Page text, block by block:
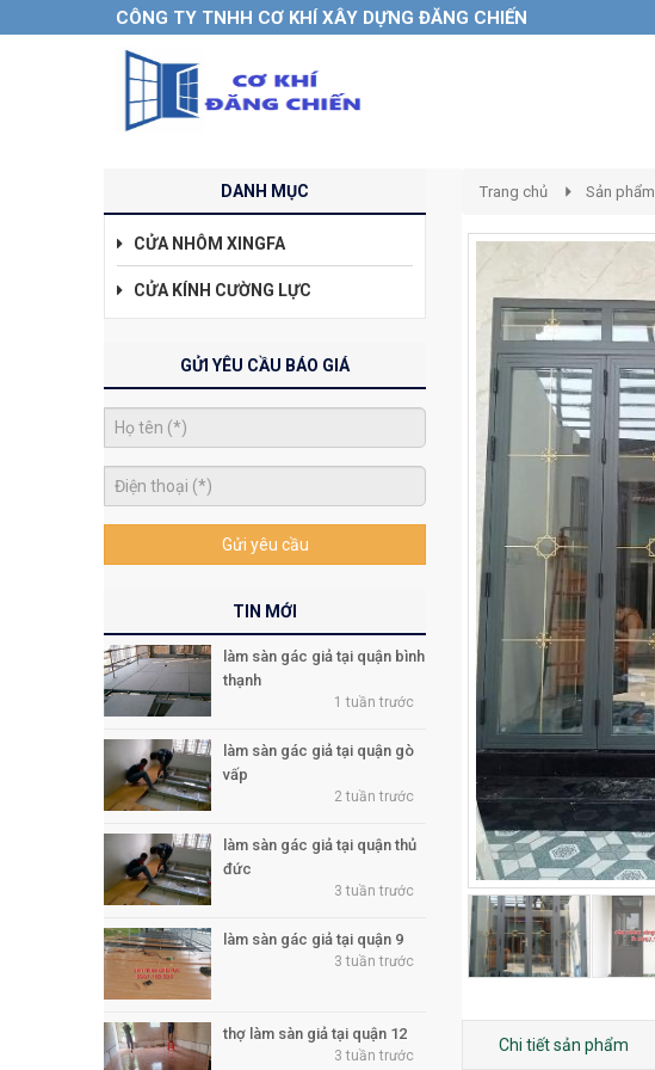
CÔNG TY TNHH CƠ KHÍ XÂY DỰNG ĐĂNG CHIẾN
DANH MỤC
CỬA NHÔM XINGFA
CỬA KÍNH CƯỜNG LỰC
GỬI YÊU CẦU BÁO GIÁ
Gửi yêu cầu
TIN MỚI
làm sàn gác giả tại quận bình
thạnh
1 tuần trước
làm sàn gác giả tại quận gò
vấp
2 tuần trước
làm sàn gác giả tại quận thủ
đức
3 tuần trước
làm sàn gác giả tại quận 9
3 tuần trước
thợ làm sàn giả tại quận 12
3 tuần trước
Trang chủ Sản phẩm
Chi tiết sản phẩm